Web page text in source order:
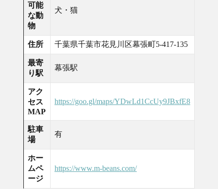
可能
な動
物
犬・猫
住所 千葉県千葉市花見川区幕張町5-417-135
最寄
り駅
幕張駅
アク
セス
MAP
https://goo.gl/maps/YDwLd1CcUy9JBxfE8
駐車
場
有
ホー
ムペ
ージ
https://www.m-beans.com/